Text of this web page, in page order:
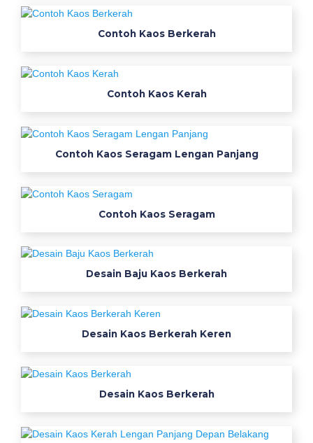
Contoh Kaos Berkerah
Contoh Kaos Kerah
Contoh Kaos Seragam Lengan Panjang
Contoh Kaos Seragam
Desain Baju Kaos Berkerah
Desain Kaos Berkerah Keren
Desain Kaos Berkerah